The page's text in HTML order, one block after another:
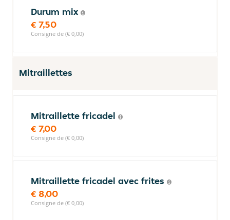
Durum mix
€ 7,50
Consigne de (€ 0,00)
Mitraillettes
Mitraillette fricadel
€ 7,00
Consigne de (€ 0,00)
Mitraillette fricadel avec frites
€ 8,00
Consigne de (€ 0,00)